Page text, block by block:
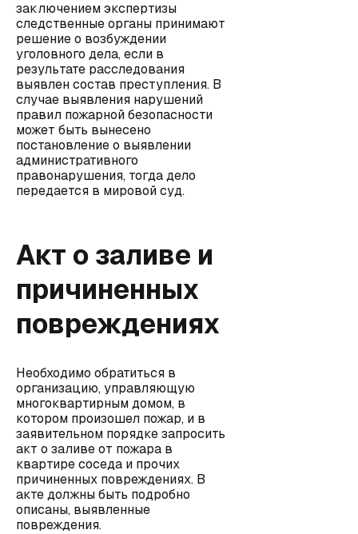
заключением экспертизы
следственные органы принимают
решение о возбуждении
уголовного дела, если в
результате расследования
выявлен состав преступления. В
случае выявления нарушений
правил пожарной безопасности
может быть вынесено
постановление о выявлении
административного
правонарушения, тогда дело
передается в мировой суд.
Акт о заливе и
причиненных
повреждениях
Необходимо обратиться в
организацию, управляющую
многоквартирным домом, в
котором произошел пожар, и в
заявительном порядке запросить
акт о заливе от пожара в
квартире соседа и прочих
причиненных повреждениях. В
акте должны быть подробно
описаны, выявленные
повреждения.